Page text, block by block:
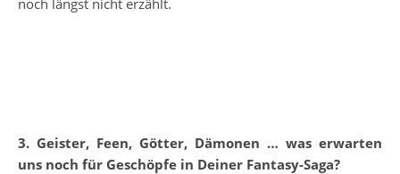
noch längst nicht erzählt.
3. Geister, Feen, Götter, Dämonen … was erwarten
uns noch für Geschöpfe in Deiner Fantasy-Saga?